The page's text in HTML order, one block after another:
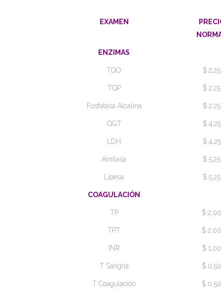
EXAMEN
ENZIMAS
TQO $ 2,25
TQP $ 2,25
Fosfatasa Alcalina $ 2,25
QGT $ 4,25
LDH $ 4,25
Amilasa $ 5,25
Lipesa $ 5,25
COAGULACIÓN
TP $ 2,00
TPT $ 2,00
INR $ 1,00
T Sangría $ 0,50
T Coagulación $ 0,50